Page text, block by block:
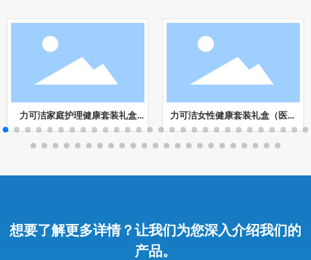
物
力可洁女性健康套装礼盒（医用
妇科护垫*4、私护卫生湿巾*2）
吊牌洗衣片（14片/盒 二合一创新
设计 绿色环保 可溶可
想要了解更多详情？让我们为您深入介绍我们的
产品。